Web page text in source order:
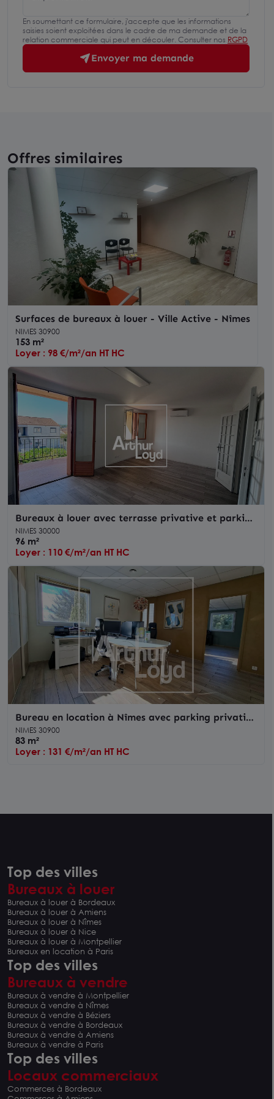
En soumettant ce formulaire, j'accepte que les informations
saisies soient exploitées dans le cadre de ma demande et de la
relation commerciale qui peut en découler. Consulter nos RGPD
Envoyer ma demande
Offres similaires
Surfaces de bureaux à louer - Ville Active - Nîmes
NIMES 30900
153 m²
Loyer : 98 €/m²/an HT HC
Bureaux à louer avec terrasse privative et parking
à Nîmes Carémeau
NIMES 30000
96 m²
Loyer : 110 €/m²/an HT HC
Bureau en location à Nîmes avec parking privatif
et accessibilité PMR
NIMES 30900
83 m²
Loyer : 131 €/m²/an HT HC
Top des villes
Bureaux à louer
Bureaux à louer à Bordeaux
Bureaux à louer à Amiens
Bureaux à louer à Nîmes
Bureaux à louer à Nice
Bureaux à louer à Montpellier
Bureaux en location à Paris
Top des villes
Bureaux à vendre
Bureaux à vendre à Montpellier
Bureaux à vendre à Nîmes
Bureaux à vendre à Béziers
Bureaux à vendre à Bordeaux
Bureaux à vendre à Amiens
Bureaux à vendre à Paris
Top des villes
Locaux commerciaux
Commerces à Bordeaux